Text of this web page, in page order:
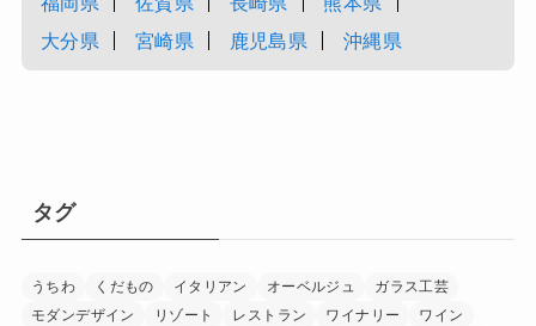
大分県
宮崎県 鹿児島県 沖縄県
タグ
うちわ くだもの イタリアン オーベルジュ
ガラス工芸
モダンデザイン
リゾート レストラン ワイナリー
ワイン